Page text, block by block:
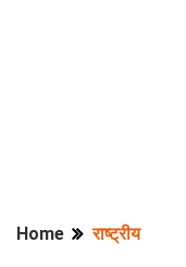
Home राष्ट्रीय